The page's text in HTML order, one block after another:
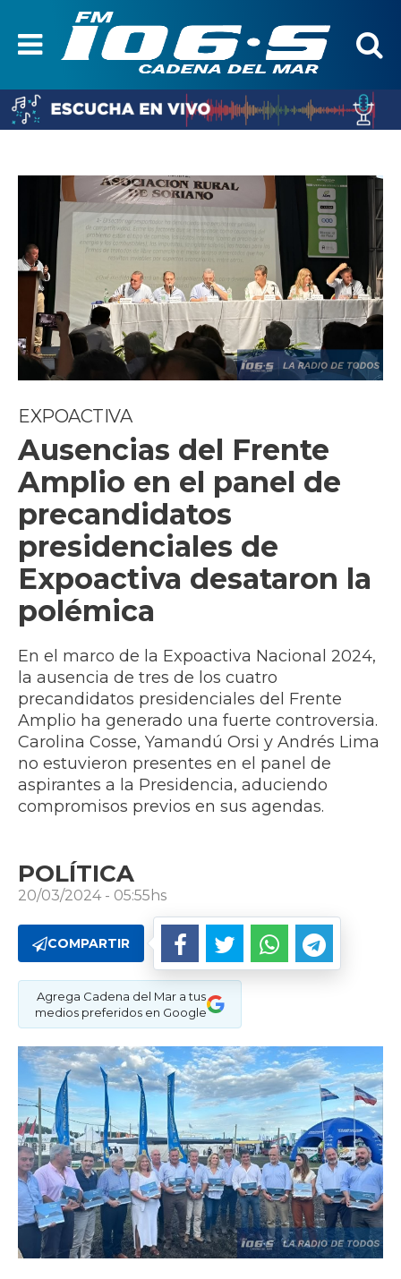
EXPOACTIVA
Ausencias del Frente
Amplio en el panel de
precandidatos
presidenciales de
Expoactiva desataron la
polémica
En el marco de la Expoactiva Nacional 2024,
la ausencia de tres de los cuatro
precandidatos presidenciales del Frente
Amplio ha generado una fuerte controversia.
Carolina Cosse, Yamandú Orsi y Andrés Lima
no estuvieron presentes en el panel de
aspirantes a la Presidencia, aduciendo
compromisos previos en sus agendas.
POLÍTICA
20/03/2024 - 05:55hs
COMPARTIR
Agrega Cadena del Mar a tus
medios preferidos en Google